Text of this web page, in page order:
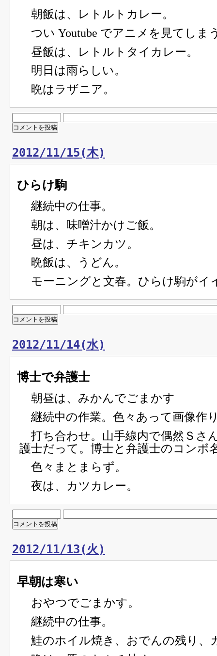
朝飯は、レトルトカレー。
つい Youtube でアニメを見てしま
昼飯は、レトルトタイカレー。
明日は雨らしい。
晩はラザニア。
2012/11/15(木)
ひらけ駒
継続中の仕事。
朝は、味噌汁かけご飯。
昼は、チキンカツ。
晩飯は、うどん。
モーニングと文春。ひらけ駒がイ
2012/11/14(水)
博士で弁護士
朝昼は、みかんでごまかす
継続中の作業。色々あって画像作
打ち合わせ。山手線内で偶然Ｓさ
護士だって。博士と弁護士のコンボ
色々まとまらず。
夜は、カツカレー。
2012/11/13(火)
早朝は寒い
おやつでごまかす。
継続中の仕事。
鮭のホイル焼き、おでんの残り、